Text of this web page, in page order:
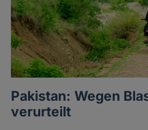
Pakistan: Wegen
verurteilt